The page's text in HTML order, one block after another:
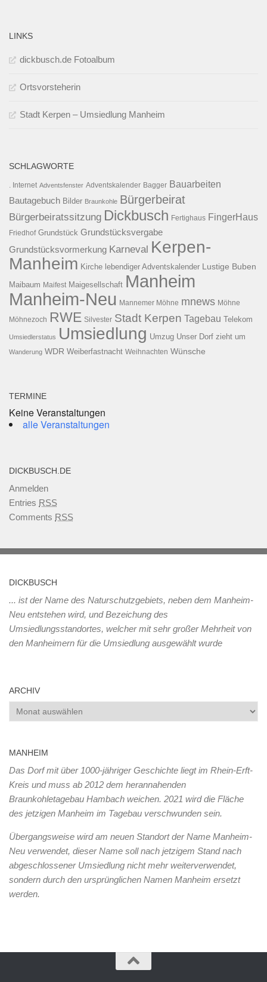
LINKS
dickbusch.de Fotoalbum
Ortsvorsteherin
Stadt Kerpen – Umsiedlung Manheim
SCHLAGWORTE
. Internet Adventsfenster Adventskalender Bagger Bauarbeiten
Bautagebuch Bilder Braunkohle Bürgerbeirat
Bürgerbeiratssitzung Dickbusch Fertighaus FingerHaus
Friedhof Grundstück Grundstücksvergabe
Grundstücksvormerkung Karneval Kerpen-
Manheim Kirche lebendiger Adventskalender
Lustige Buben
Maibaum Maifest Maigesellschaft Manheim
Manheim-Neu Mannemer Möhne mnews Möhne
Möhnezoch RWE Silvester Stadt Kerpen Tagebau Telekom
Umsiedlerstatus Umsiedlung Umzug Unser Dorf zieht um
Wanderung WDR Weiberfastnacht Weihnachten Wünsche
TERMINE
Keine Veranstaltungen
alle Veranstaltungen
DICKBUSCH.DE
Anmelden
Entries RSS
Comments RSS
DICKBUSCH
... ist der Name des Naturschutzgebiets, neben dem Manheim-
Neu entstehen wird, und Bezeichung des
Umsiedlungsstandortes, welcher mit sehr großer Mehrheit von
den Manheimern für die Umsiedlung ausgewählt wurde
ARCHIV
Archiv
MANHEIM
Das Dorf mit über 1000-jähriger Geschichte liegt im Rhein-Erft-
Kreis und muss ab 2012 dem herannahenden
Braunkohletagebau Hambach weichen. 2021 wird die Fläche
des jetzigen Manheim im Tagebau verschwunden sein.
Übergangsweise wird am neuen Standort der Name Manheim-
Neu verwendet, dieser Name soll nach jetzigem Stand nach
abgeschlossener Umsiedlung nicht mehr weiterverwendet,
sondern durch den ursprünglichen Namen Manheim ersetzt
werden.